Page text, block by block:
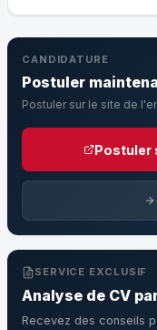
CANDIDATURE
Postuler
Postuler sur le site de
Postuler
SERVICE EXCLUSIF
Analyse de CV
Recevez des conseils